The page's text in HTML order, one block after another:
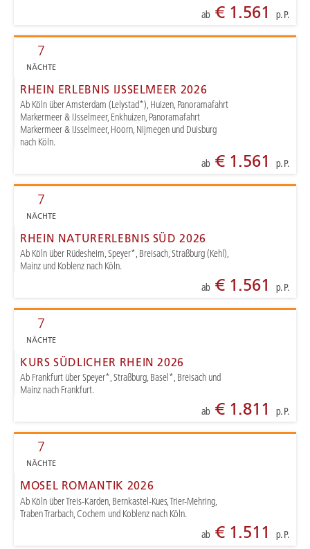
ab€ 1.561 p. P.
7
NÄCHTE
RHEIN ERLEBNIS IJSSELMEER 2026
Ab Köln über Amsterdam (Lelystad*), Huizen, Panoramafahrt
Markermeer & IJsselmeer, Enkhuizen, Panoramafahrt
Markermeer & IJsselmeer, Hoorn, Nijmegen und Duisburg
nach Köln.
ab€ 1.561 p. P.
7
NÄCHTE
RHEIN NATURERLEBNIS SÜD 2026
Ab Köln über Rüdesheim, Speyer*, Breisach, Straßburg (Kehl),
Mainz und Koblenz nach Köln.
ab€ 1.561 p. P.
7
NÄCHTE
KURS SÜDLICHER RHEIN 2026
Ab Frankfurt über Speyer*, Straßburg, Basel*, Breisach und
Mainz nach Frankfurt.
ab€ 1.811 p. P.
7
NÄCHTE
MOSEL ROMANTIK 2026
Ab Köln über Treis-Karden, Bernkastel-Kues, Trier-Mehring,
Traben Trarbach, Cochem und Koblenz nach Köln.
ab€ 1.511 p. P.